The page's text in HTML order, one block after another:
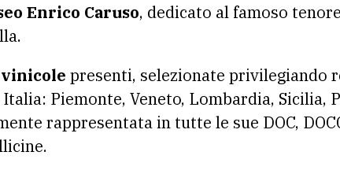
Enrico Caruso, dedicato al famoso
vinicole presenti, selezionate privilegiando
Piemonte, Veneto, Lombardia, Sicilia,
rappresentata in tutte le sue DOC,